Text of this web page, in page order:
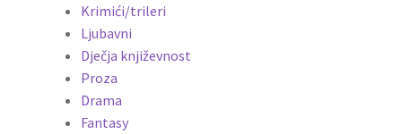
Krimići/trileri
Ljubavni
Dječja književnost
Proza
Drama
Fantasy